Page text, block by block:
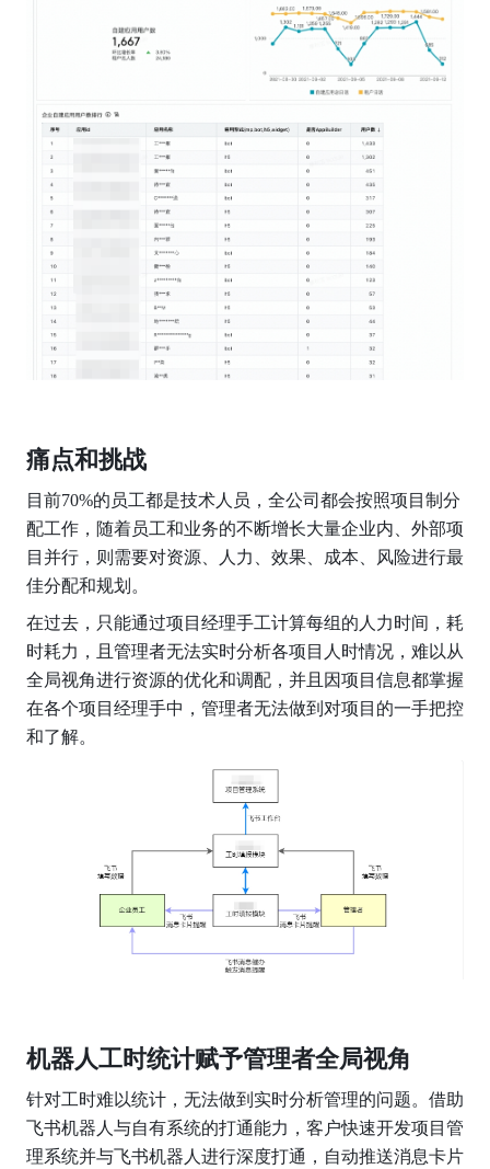
痛点和挑战
目前70%的员工都是技术人员，全公司都会按照项目制分
配工作，随着员工和业务的不断增长大量企业内、外部项
目并行，则需要对资源、人力、效果、成本、风险进行最
佳分配和规划。
在过去，只能通过项目经理手工计算每组的人力时间，耗
时耗力，且管理者无法实时分析各项目人时情况，难以从
全局视角进行资源的优化和调配，并且因项目信息都掌握
在各个项目经理手中，管理者无法做到对项目的一手把控
和了解。
机器人工时统计赋予管理者全局视角
针对工时难以统计，无法做到实时分析管理的问题。借助
飞书机器人与自有系统的打通能力，客户快速开发项目管
理系统并与飞书机器人进行深度打通，自动推送消息卡片